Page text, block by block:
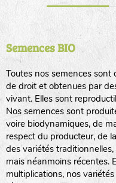
Semences BIO
Toutes nos semences
de droit et obtenues par
vivant. Elles sont
Nos semences sont
voire biodynamiques, de
respect du producteur, de
des variétés
mais néanmoins récentes.
multiplications, nos
haies
zone sauvage